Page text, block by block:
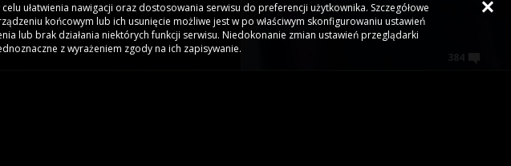
384
ułatwienia nawigacji oraz dostosowania serwisu do preferencji użytkownika. Szczegółowe
końcowym lub ich usunięcie możliwe jest w po właściwym skonfigurowaniu ustawień
lub brak działania niektórych funkcji serwisu. Niedokonanie zmian ustawień przeglądarki
z wyrażeniem zgody na ich zapisywanie.